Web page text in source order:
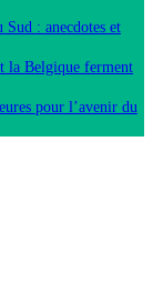
: anecdotes et
la Belgique ferment
pour l’avenir du